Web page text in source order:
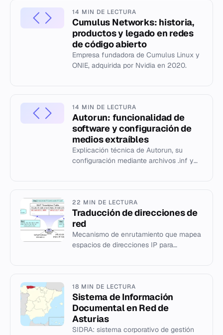
14 MIN DE LECTURA
Cumulus Networks: historia,
productos y legado en redes
de código abierto
Empresa fundadora de Cumulus Linux y
ONIE, adquirida por Nvidia en 2020.
14 MIN DE LECTURA
Autorun: funcionalidad de
software y configuración de
medios extraíbles
Explicación técnica de Autorun, su
configuración mediante archivos .inf y
22 MIN DE LECTURA
Traducción de direcciones de
red
Mecanismo de enrutamiento que mapea
espacios de direcciones IP para
18 MIN DE LECTURA
Sistema de Información
Documental en Red de
Asturias
SIDRA: sistema corporativo de gestión